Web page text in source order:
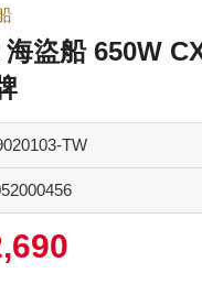
盜船 650W
TW